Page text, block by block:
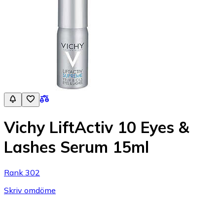
Vichy LiftActiv 10 Eyes &
Lashes Serum 15ml
Rank 302
Skriv omdöme